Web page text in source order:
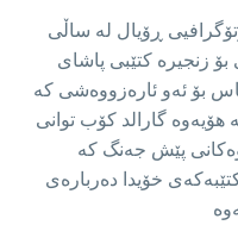
ڕۆیال لە ساڵی
وێنەی بۆ زنجیرە کتێبی پاشای
بۆ ئەو ئارەزووەشی کە
هۆیەوە گارالد کۆب توانی
پێش جەنگ کە
خۆیدا دەربارەی